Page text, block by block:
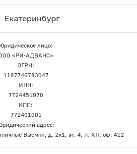
Екатеринбург
Юридическое лицо:
«РИ-АДВАНС»
ОГРН:
1187746783047
ИНН:
7724451970
КПП:
772401001
адрес:
Выемки, д. 2к1, эт. 4, п. XII, оф. 412